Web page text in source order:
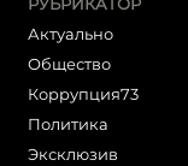
РУБРИКАТОР
Актуально
Общество
Коррупция73
Политика
Эксклюзив